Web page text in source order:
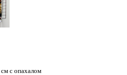
с опахалом